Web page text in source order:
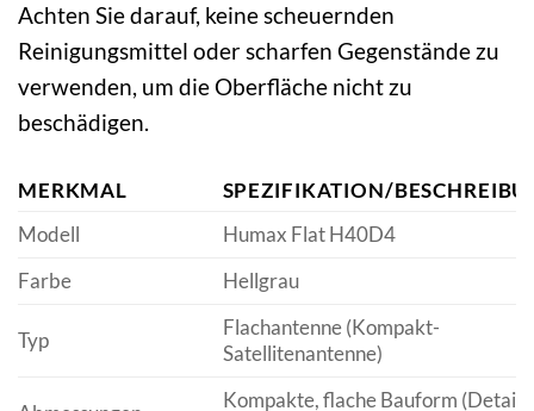
Achten Sie darauf, keine scheuernden
Reinigungsmittel oder scharfen Gegenstände zu
verwenden, um die Oberfläche nicht zu
beschädigen.
MERKMAL
SPEZIFIKATION/
Modell
Humax Flat H40D4
Farbe
Hellgrau
Typ
Flachantenne (Kompakt-
Satellitenantenne)
Kompakte, flache Bauform (Details